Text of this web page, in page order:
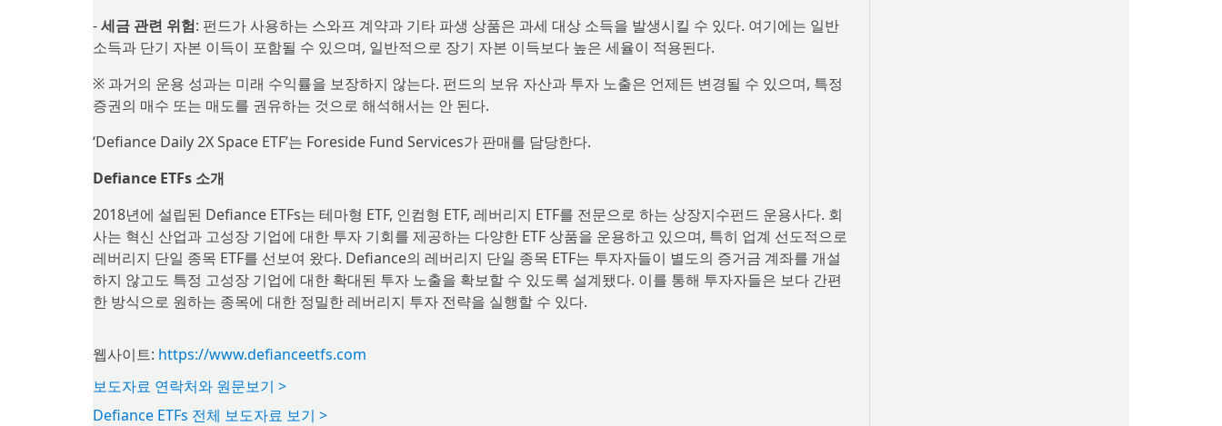
-세금 관련 위험: 펀드가 사용하는 스와프 계약과 기타 파생 상품은 과세 대상 소득을 발생시킬 수 있다. 여기에는 일반
소득과 단기 자본 이득이 포함될 수 있으며, 일반적으로 장기 자본 이득보다 높은 세율이 적용된다.
※ 과거의 운용 성과는 미래 수익률을 보장하지 않는다. 펀드의 보유 자산과 투자 노출은 언제든 변경될 수 있으며, 특정
증권의 매수 또는 매도를 권유하는 것으로 해석해서는 안 된다.
‘Defiance Daily 2X Space ETF’는 Foreside Fund Services가 판매를 담당한다.
Defiance ETFs 소개
2018년에 설립된 Defiance ETFs는 테마형 ETF, 인컴형 ETF, 레버리지 ETF를 전문으로 하는 상장지수펀드 운용사다. 회
사는 혁신 산업과 고성장 기업에 대한 투자 기회를 제공하는 다양한 ETF 상품을 운용하고 있으며, 특히 업계 선도적으로
레버리지 단일 종목 ETF를 선보여 왔다. Defiance의 레버리지 단일 종목 ETF는 투자자들이 별도의 증거금 계좌를 개설
하지 않고도 특정 고성장 기업에 대한 확대된 투자 노출을 확보할 수 있도록 설계됐다. 이를 통해 투자자들은 보다 간편
한 방식으로 원하는 종목에 대한 정밀한 레버리지 투자 전략을 실행할 수 있다.
웹사이트: https://www.defianceetfs.com
보도자료 연락처와 원문보기 >
Defiance ETFs 전체 보도자료 보기 >